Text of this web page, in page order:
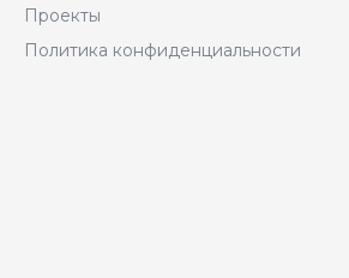
Проекты
Политика конфиденциальности